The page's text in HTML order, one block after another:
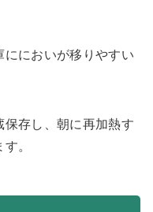
ににおいが移りやすい
保存し、朝に再加熱す
。